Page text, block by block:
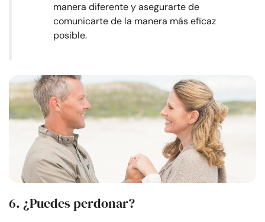
manera diferente y asegurarte de
comunicarte de la manera más eficaz
posible.
6. ¿Puedes perdonar?